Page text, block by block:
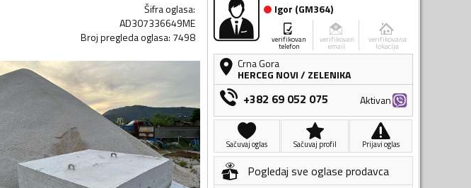
Šifra oglasa:
AD307336649ME
Broj pregleda oglasa: 7498
Igor (GM364)
verifikovan
telefon
verifikovan
email
verifikovana
lokacija
Crna Gora
HERCEG NOVI/ ZELENIKA
+382 69 052 075 Aktivan
Sačuvaj oglas Sačuvaj profil Prijavi oglas
Pogledaj sve oglase prodavca